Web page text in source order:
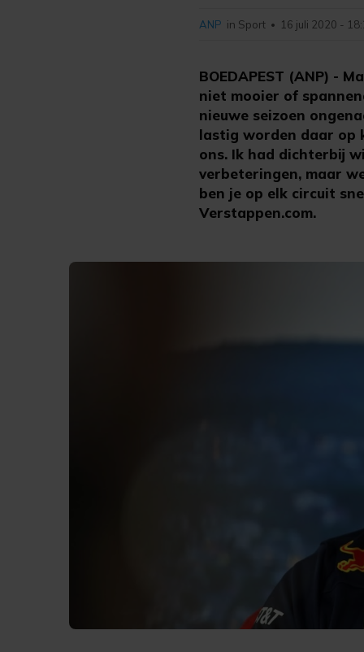
BOEDAPEST (ANP) -
niet mooier of
nieuwe seizoen
lastig worden daar op
ons. Ik had dichterbij
verbeteringen, maar
ben je op elk circuit
Verstappen.com.
ANP in Sport • 16 juli 2020 -